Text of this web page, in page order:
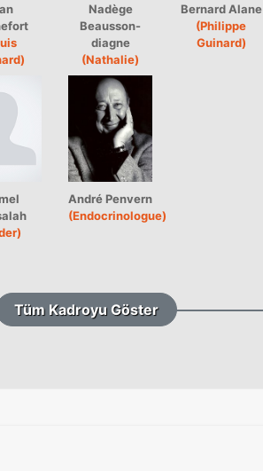
Nadège
Beausson-
diagne
(Nathalie)
Bernard Alane
(Philippe
Guinard)
André Penvern
(Endocrinologue)
Tüm Kadroyu Göster